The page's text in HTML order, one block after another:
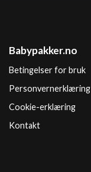
Babypakker.no
Betingelser for bruk
Personvernerklæring
Cookie-erklæring
Kontakt